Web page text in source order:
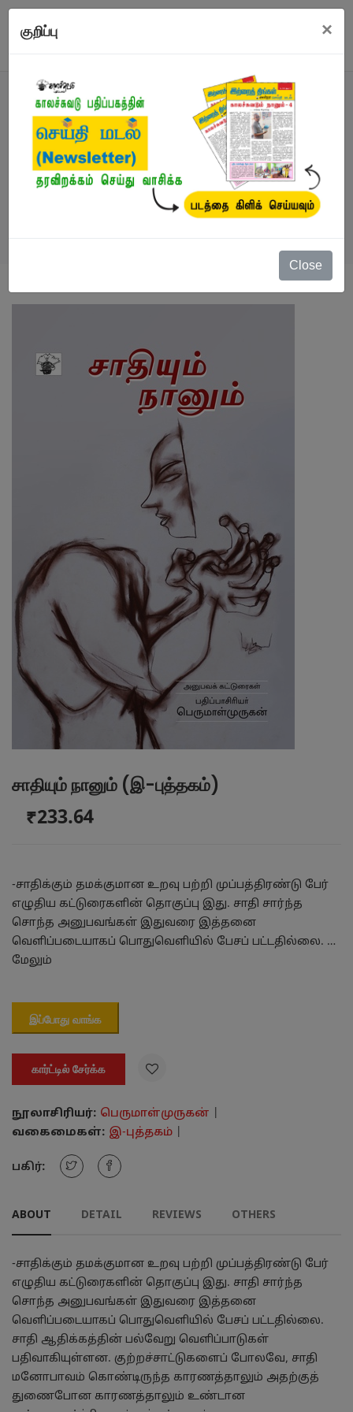
குறிப்பு ×
Close
நூல்கள் / இ-புத்தகம் / சாதியும் நானும் (இ-புத்தகம்)
சாதியும் நானும் (இ-புத்தகம்)
₹233.64
-சாதிக்கும் தமக்குமான உறவு பற்றி முப்பத்திரண்டு பேர்
எழுதிய கட்டுரைகளின் தொகுப்பு இது. சாதி சார்ந்த
சொந்த அனுபவங்கள் இதுவரை இத்தனை
வெளிப்படையாகப் பொதுவெளியில் பேசப் பட்டதில்லை. …
மேலும்
இப்போது வாங்க
கார்ட்டில் சேர்க்க 
நூலாசிரியர்: பெருமாள்முருகன்
வகைமைகள்: இ-புத்தகம்
பகிர்:
ABOUT DETAIL REVIEWS OTHERS
-சாதிக்கும் தமக்குமான உறவு பற்றி முப்பத்திரண்டு பேர்
எழுதிய கட்டுரைகளின் தொகுப்பு இது. சாதி சார்ந்த
சொந்த அனுபவங்கள் இதுவரை இத்தனை
வெளிப்படையாகப் பொதுவெளியில் பேசப் பட்டதில்லை.
சாதி ஆதிக்கத்தின் பல்வேறு வெளிப்பாடுகள்
பதிவாகியுள்ளன. குற்றச்சாட்டுகளைப் போலவே, சாதி
மனோபாவம் கொண்டிருந்த காரணத்தாலும் அதற்குத்
துணைபோன காரணத்தாலும் உண்டான